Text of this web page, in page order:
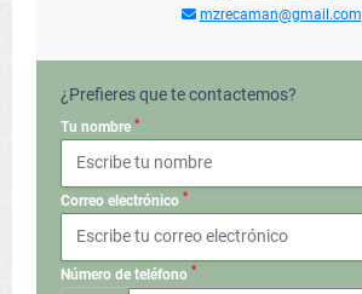
mzrecaman@gmail.com
¿Prefieres que te contactemos?
Tu nombre *
Correo electrónico *
Número de teléfono *